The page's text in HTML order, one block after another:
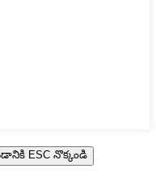
ESC నొక్కండి